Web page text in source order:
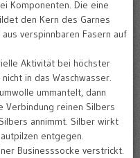
Komponenten. Die eine
den Kern des Garnes
verspinnbaren Fasern auf
Aktivität bei höchster
in das Waschwasser.
ummantelt, dann
Verbindung reinen Silbers
annimmt. Silber wirkt
entgegen.
Businesssocke verstrickt.